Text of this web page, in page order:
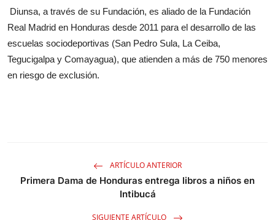
Diunsa, a través de su Fundación, es aliado de la Fundación
Real Madrid en Honduras desde 2011 para el desarrollo de las
escuelas sociodeportivas (San Pedro Sula, La Ceiba,
Tegucigalpa y Comayagua), que atienden a más de 750 menores
en riesgo de exclusión.
ARTÍCULO ANTERIOR
Primera Dama de Honduras entrega libros a niños en
Intibucá
SIGUIENTE ARTÍCULO